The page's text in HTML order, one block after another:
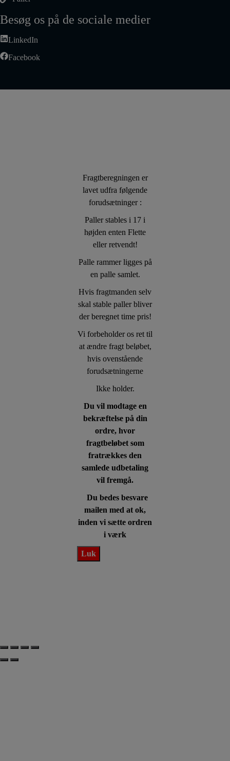
Besøg os på de sociale medier
LinkedIn
Facebook
Fragtberegningen er
lavet udfra følgende
forudsætninger :
Paller stables i 17 i
højden enten Flette
eller retvendt!
Palle rammer ligges på
en palle samlet.
Hvis fragtmanden selv
skal stable paller bliver
der beregnet time pris!
Vi forbeholder os ret til
at ændre fragt beløbet,
hvis ovenstående
forudsætningerne
Ikke holder.
Du vil modtage en
bekræftelse på din
ordre, hvor
fragtbeløbet som
fratrækkes den
samlede udbetaling
vil fremgå.
Du bedes besvare
mailen med at ok,
inden vi sætte ordren
i værk
Luk